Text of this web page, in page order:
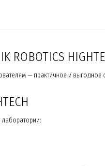
— практичное и
лаборатории: